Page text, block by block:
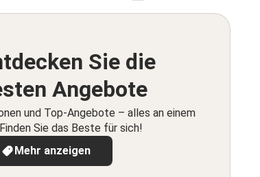
Sie die
Angebote
und Top-Angebote – alles an einem
Sie das Beste für sich!
Mehr anzeigen